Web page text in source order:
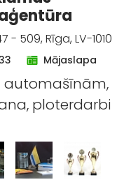
- 509, Rīga, LV-1010
Mājaslapa
automašīnām,
ploterdarbi